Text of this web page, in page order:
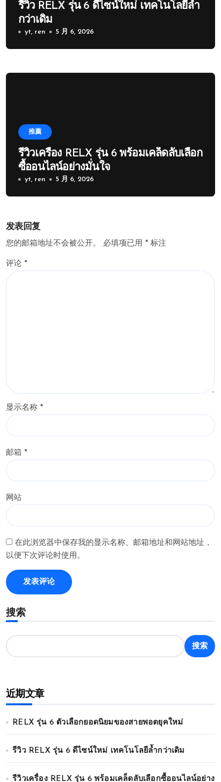
รีวิว RELX รุ่น 6 ดีไซน์ใหม่ เทคโนโลยีล้ำ
กว่าเดิม
yt, ren 5 月 6, 2026
推薦
รีวิวเครื่อง RELX รุ่น 6 พร้อมเคล็ดลับเลือก
ซื้ออนไลน์อย่างมั่นใจ
yt, ren 5 月 6, 2026
发表回复
您的邮箱地址不会被公开。 必填项已用 * 标注
评论 *
显示名称 *
邮箱 *
网站
在此浏览器中保存我的显示名称、邮箱地址和网站地址，
以便下次评论时使用。
搜索
搜索
近期文章
RELX รุ่น 6 ตัวเลือกยอดนิยมของสายพอตยุคใหม่
รีวิว RELX รุ่น 6 ดีไซน์ใหม่ เทคโนโลยีล้ำกว่าเดิม
รีวิวเครื่อง RELX รุ่น 6 พร้อมเคล็ดลับเลือกซื้ออนไลน์อย่าง